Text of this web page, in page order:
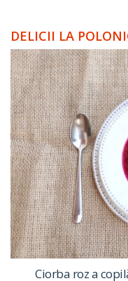
DELICII LA
Ciorba roz a